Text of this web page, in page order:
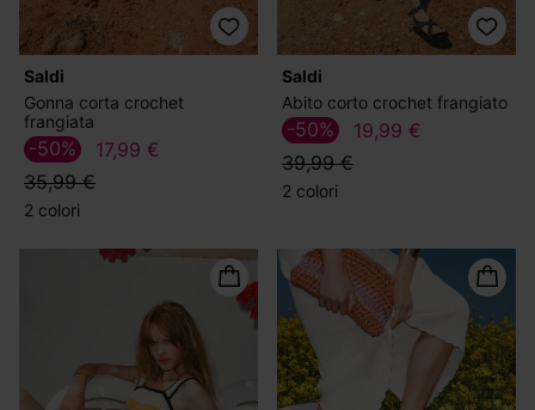
Saldi
Gonna corta crochet
frangiata
17,99 €
35,99 €
-50%
2 colori
Saldi
Abito corto crochet frangiato
19,99 €
39,99 €
-50%
2 colori